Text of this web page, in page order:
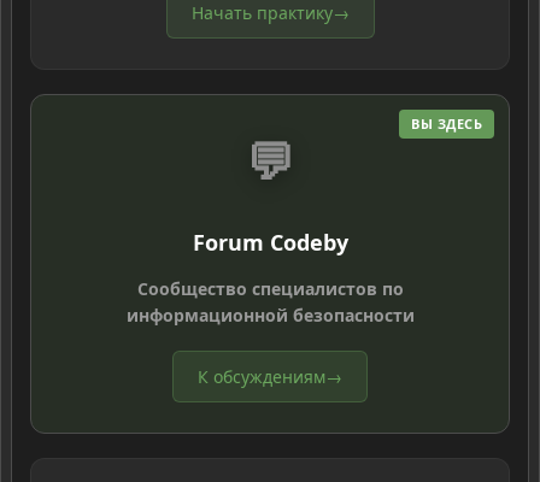
Начать практику→
ВЫ ЗДЕСЬ
💬
Forum Codeby
Сообщество специалистов по
информационной безопасности
К обсуждениям→